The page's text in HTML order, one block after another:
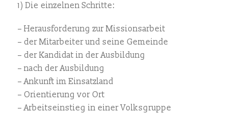
1) Die einzelnen Schritte:
– Herausforderung zur Missionsarbeit
– der Mitarbeiter und seine Gemeinde
– der Kandidat in der Ausbildung
– nach der Ausbildung
– Ankunft im Einsatzland
– Orientierung vor Ort
– Arbeitseinstieg in einer Volksgruppe